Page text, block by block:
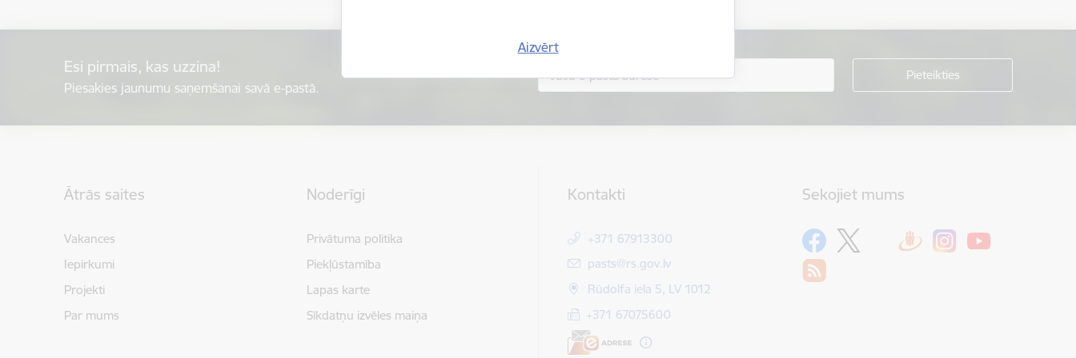
Aizvērt
Esi pirmais, kas uzzina!
Piesakies jaunumu saņemšanai savā e-pastā.
Ātrās saites
Vakances
Iepirkumi
Projekti
Par mums
Noderīgi
Privātuma politika
Piekļūstamība
Lapas karte
Sīkdatņu izvēles maiņa
Kontakti
+371 67913300
E-pasts:
pasts@rs.gov.lv
Rūdolfa iela 5, LV 1012
+371 67075600
Sekojiet mums